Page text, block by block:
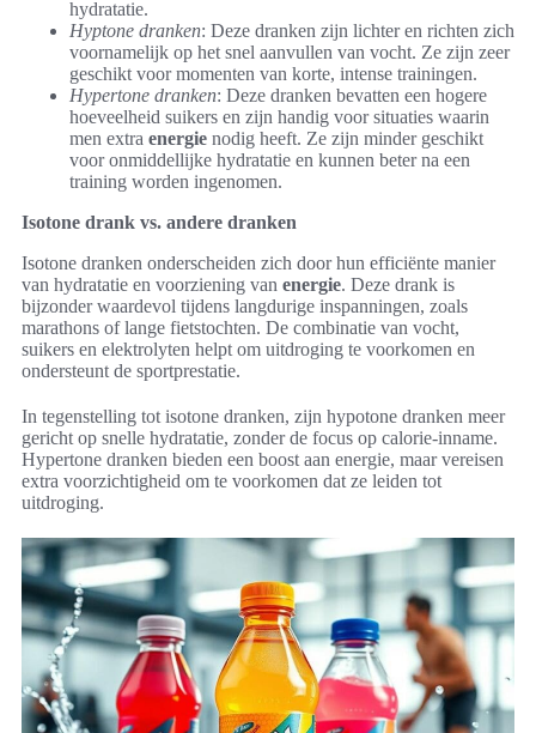
hydratatie.
Hyptone dranken: Deze dranken zijn lichter en richten zich
voornamelijk op het snel aanvullen van vocht. Ze zijn zeer
geschikt voor momenten van korte, intense trainingen.
Hypertone dranken: Deze dranken bevatten een hogere
hoeveelheid suikers en zijn handig voor situaties waarin
men extra energie nodig heeft. Ze zijn minder geschikt
voor onmiddellijke hydratatie en kunnen beter na een
training worden ingenomen.
Isotone drank vs. andere dranken
Isotone dranken onderscheiden zich door hun efficiënte manier
van hydratatie en voorziening van energie. Deze drank is
bijzonder waardevol tijdens langdurige inspanningen, zoals
marathons of lange fietstochten. De combinatie van vocht,
suikers en elektrolyten helpt om uitdroging te voorkomen en
ondersteunt de sportprestatie.
In tegenstelling tot isotone dranken, zijn hypotone dranken meer
gericht op snelle hydratatie, zonder de focus op calorie-inname.
Hypertone dranken bieden een boost aan energie, maar vereisen
extra voorzichtigheid om te voorkomen dat ze leiden tot
uitdroging.